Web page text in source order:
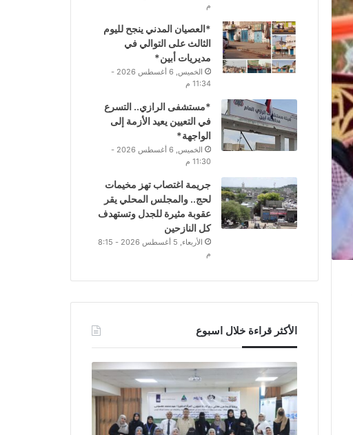
م
*العصيان المدني ينجح لليوم
الثالث على التوالي في
مديريات أبين*
الخميس, 6 أغسطس 2026 -
11:34 م
*مستشفى الرازي.. التسرع
في التعيين يعيد الأزمة إلى
الواجهة*
الخميس, 6 أغسطس 2026 -
11:30 م
جريمة اغتصاب تهز مخيمات
لحج.. والمجلس المحلي يقر
عقوبة مثيرة للجدل وتستهدف
كل النازحين
الأربعاء, 5 أغسطس 2026 - 8:15
م
الأكثر قراءة خلال اسبوع